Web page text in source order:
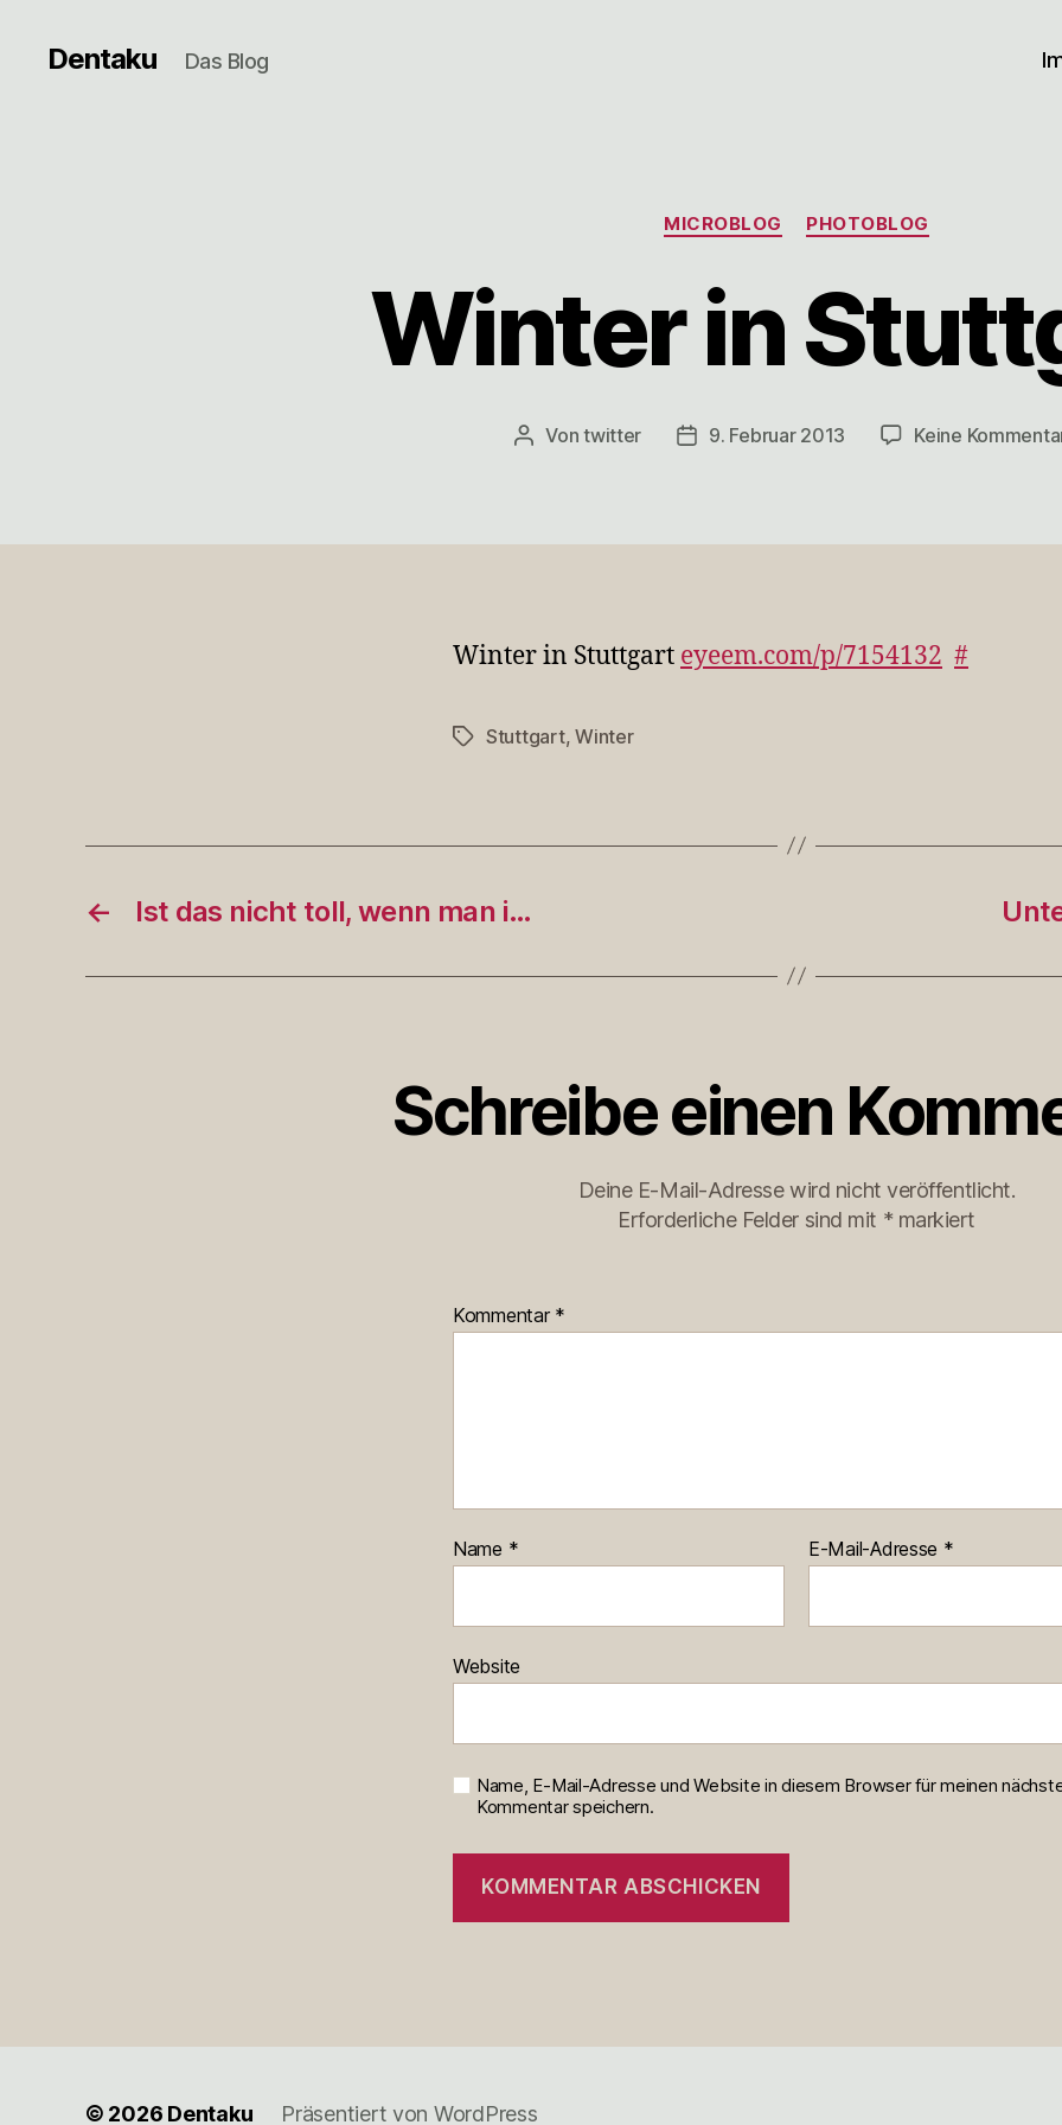
Dentaku Das Blog
Kategorien
MICROBLOG PHOTOBLOG
Winter in
Beitragsautor
Vontwitter Veröffentlichungsdatum
9. Februar 2013 Keine
Winter in Stuttgart eyeem.com/p/7154132 #
Schlagwörter
Stuttgart,Winter
← Ist das nicht toll, wenn man i…
Schreibe einen
Deine E-Mail-Adresse wird nicht veröffentlicht.
Erforderliche Felder sind mit * markiert
Kommentar *
Name * E-Mail-Adresse *
Website
Name, E-Mail-Adresse und Website in diesem Browser für meinen
Kommentar speichern.
© 2026 Dentaku Präsentiert von WordPress